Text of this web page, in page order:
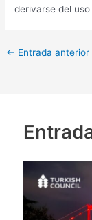
derivarse del
← Entrada anterior